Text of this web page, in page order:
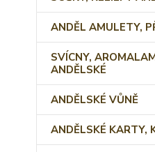
ANDĚL AMULETY,
SVÍCNY,
ANDĚLSKÉ
ANDĚLSKÉ VŮNĚ
ANDĚLSKÉ KARTY,